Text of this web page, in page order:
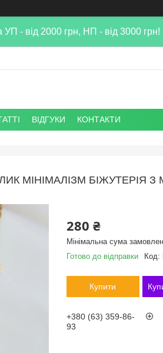
УП - від 2000 грн, НП - від 3000 грн!
ВІДГУКИ КОНТАКТИ
МІНІМАЛІЗМ БІЖУТЕРІЯ
280 ₴
Мінімальна сума
Готово до відправки
Код:
Купити
+380 (63) 359-86-
93